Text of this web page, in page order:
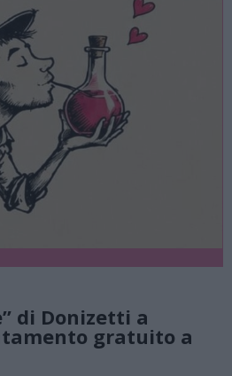
di Donizetti a
gratuito a